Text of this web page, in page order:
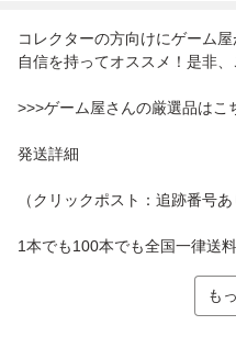
コレクターの方向けにゲーム屋
自信を持ってオススメ！是非、
>>>ゲーム屋さんの厳選品はこ
発送詳細
（クリックポスト：追跡番号あ
1本でも100本でも全国一律送料
も